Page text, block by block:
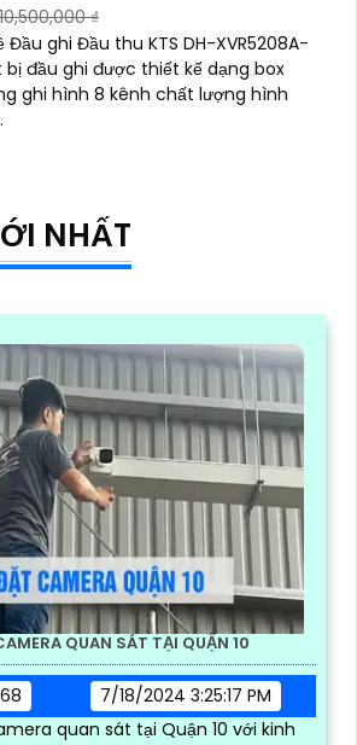
10,500,000 ₫
Đầu ghi Đầu thu KTS DH-XVR5208A-
bị đầu ghi được thiết kế dạng box
ghi hình 8 kênh chất lượng hình
NHẤT
QUAN SÁT TẠI QUẬN 10
7/18/2024 3:25:17 PM
quan sát tại Quận 10 với kinh